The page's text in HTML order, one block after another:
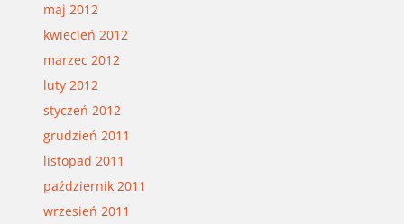
maj 2012
kwiecień 2012
marzec 2012
luty 2012
styczeń 2012
grudzień 2011
listopad 2011
październik 2011
wrzesień 2011